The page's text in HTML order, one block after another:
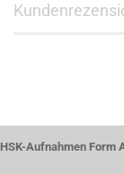
HSK-Aufnahmen Form